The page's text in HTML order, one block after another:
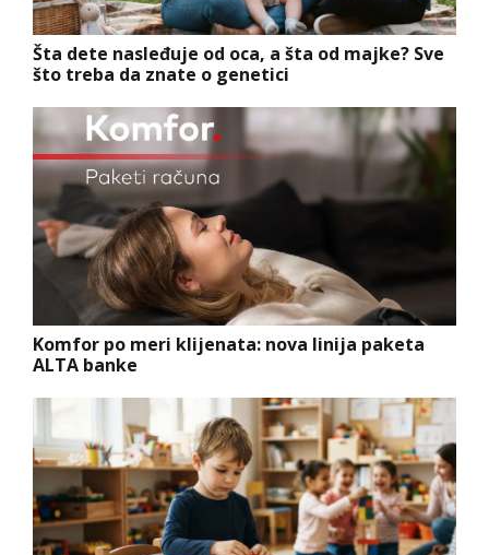
Šta dete nasleđuje od oca, a šta od majke? Sve
što treba da znate o genetici
Komfor po meri klijenata: nova linija paketa
ALTA banke